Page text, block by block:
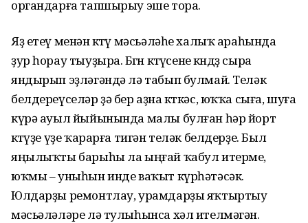
органдарға тапшырыу эше тора.
Яҙ етеү менән көтөү мәсьәләһе халыҡ араһында
ҙур һорау тыу­ҙыра. Бөгөн көтөүсене көндөҙ сыра
яндырып эҙләгәндә лә табып булмай. Теләк
белдереүселәр ҙә бер аҙна көткәс, юҡҡа сыға, шуға
күрә ауыл йыйынында малы булған һәр йорт
көтөүҙе үҙе ҡарарға тигән теләк белдерҙе. Был
яңылыҡты барыһы ла ыңғай ҡабул итерме,
юҡмы – уныһын инде ваҡыт күр­һәтәсәк.
Юлдарҙы ремонтлау, урамдарҙы яҡтыртыу
мәсьәләләре лә тулыһынса хәл ителмәгән.